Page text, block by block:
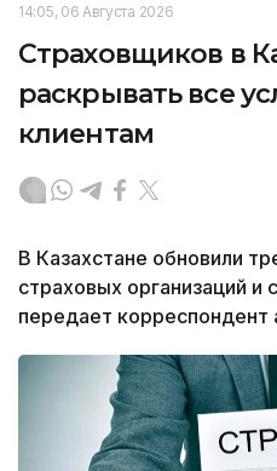
14:05, 06 Августа 2026
Страховщиков в
раскрывать все
клиентам
В Казахстане обновили
страховых организаций и
передает корреспондент